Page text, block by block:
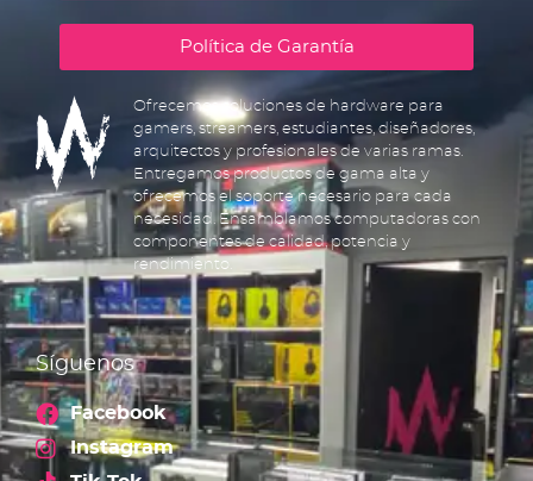
Política de Garantía
Ofrecemos soluciones de hardware para
gamers, streamers, estudiantes, diseñadores,
arquitectos y profesionales de varias ramas.
Entregamos productos de gama alta y
ofrecemos el soporte necesario para cada
necesidad. Ensamblamos computadoras con
componentes de calidad, potencia y
rendimiento.
Síguenos
Facebook
Instagram